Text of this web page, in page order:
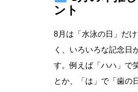
ント
8月は「水泳の日」だ
く、いろいろな記念日
す。例えば「ハハ」で
とか、「は」で「歯の